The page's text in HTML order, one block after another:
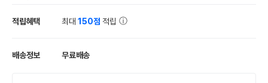
적립혜택 최대150점 적립
배송정보 무료배송